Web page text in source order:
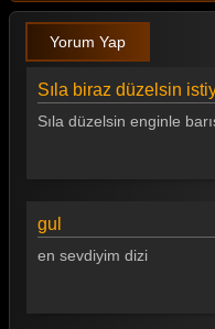
Gelin 73. Bölüm
Yorum Yap
Sıla biraz düzelsin
Sıla düzelsin enginle
gul
en sevdiyim dizi